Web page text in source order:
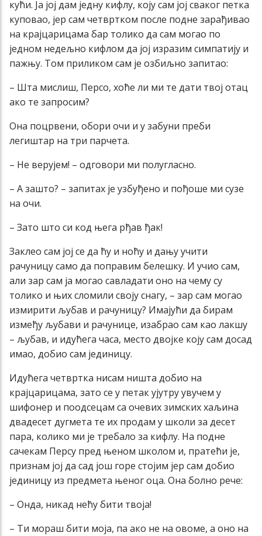
кући. Ја јој дам једну кифлу, коју сам јој сваког петка
куповао, јер сам четвртком после подне зарађивао
на крајцарицама бар толико да сам могао по
једном недељно кифлом да јој изразим симпатију и
пажњу. Том приликом сам је озбиљно запитао:
– Шта мислиш, Персо, хоће ли ми те дати твој отац
ако те запросим?
Она поцрвени, обори очи и у забуни преби
легиштар на три парчета.
– Не верујем! – одговори ми полугласно.
– А зашто? – запитах је узбуђено и пођоше ми сузе
на очи.
– Зато што си код њега рђав ђак!
Заклео сам јој се да ћу и ноћу и дању учити
рачуницу само да поправим белешку. И учио сам,
али зар сам ја могао савладати оно на чему су
толико и њих сломили своју снагу, – зар сам могао
измирити љубав и рачуницу? Имајући да бирам
између љубави и рачунице, изабрао сам као лакшу
– љубав, и идућега часа, место двојке коју сам досад
имао, добио сам јединицу.
Идућега четвртка нисам ништа добио на
крајцарицама, зато се у петак ујутру увучем у
шифонер и поодсецам са очевих зимских хаљина
двадесет дугмета те их продам у школи за десет
пара, колико ми је требало за кифлу. На подне
сачекам Персу пред њеном школом и, пратећи је,
признам јој да сад још горе стојим јер сам добио
јединицу из предмета њеног оца. Она болно рече:
– Онда, никад нећу бити твоја!
– Ти мораш бити моја, па ако не на овоме, а оно на